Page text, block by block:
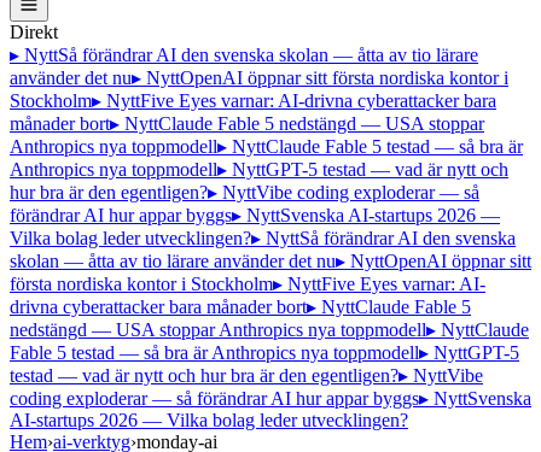
Direkt
▸ NyttSå förändrar AI den svenska skolan — åtta av tio lärare
använder det nu▸ NyttOpenAI öppnar sitt första nordiska kontor i
Stockholm▸ NyttFive Eyes varnar: AI-drivna cyberattacker bara
månader bort▸ NyttClaude Fable 5 nedstängd — USA stoppar
Anthropics nya toppmodell▸ NyttClaude Fable 5 testad — så bra är
Anthropics nya toppmodell▸ NyttGPT-5 testad — vad är nytt och
hur bra är den egentligen?▸ NyttVibe coding exploderar — så
förändrar AI hur appar byggs▸ NyttSvenska AI-startups 2026 —
Vilka bolag leder utvecklingen?▸ NyttSå förändrar AI den svenska
skolan — åtta av tio lärare använder det nu▸ NyttOpenAI öppnar sitt
första nordiska kontor i Stockholm▸ NyttFive Eyes varnar: AI-
drivna cyberattacker bara månader bort▸ NyttClaude Fable 5
nedstängd — USA stoppar Anthropics nya toppmodell▸ NyttClaude
Fable 5 testad — så bra är Anthropics nya toppmodell▸ NyttGPT-5
testad — vad är nytt och hur bra är den egentligen?▸ NyttVibe
coding exploderar — så förändrar AI hur appar byggs▸ NyttSvenska
AI-startups 2026 — Vilka bolag leder utvecklingen?
Hem›ai-verktyg›monday-ai